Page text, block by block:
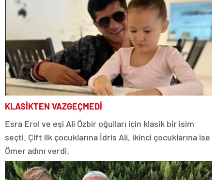
KLASİKTEN VAZGEÇMEDİ
Esra Erol ve eşi Ali Özbir oğulları için klasik bir isim
seçti. Çift ilk çocuklarına İdris Ali, ikinci çocuklarına ise
Ömer adını verdi.